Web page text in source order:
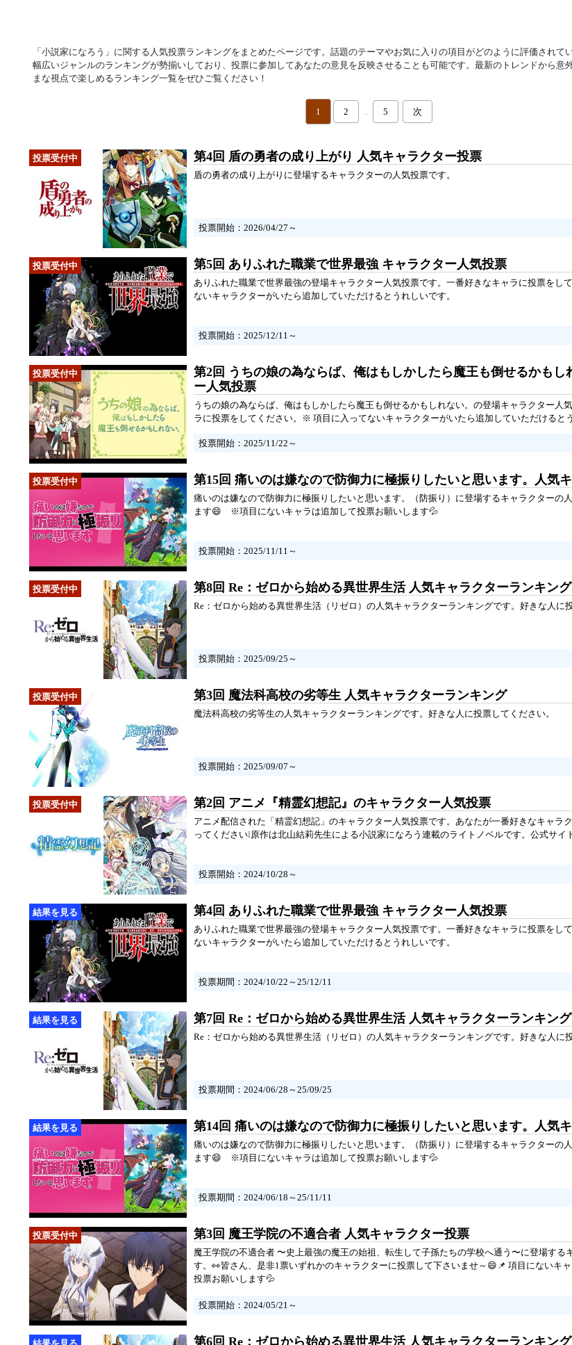
「小説家になろう」に関する人気投票ランキングをまとめたページです。話題のテーマやお気に入りの項目がどのように評価されて
幅広いジャンルのランキングが勢揃いしており、投票に参加してあなたの意見を反映させることも可能です。最新のトレンドから意
まな視点で楽しめるランキング一覧をぜひご覧ください！
1 2 .. 5 次
第4回 盾の勇者の成り上がり 人気キャラクター投票
盾の勇者の成り上がりに登場するキャラクターの人気投票です。
投票開始：2026/04/27～
第5回 ありふれた職業で世界最強 キャラクター人気投票
ありふれた職業で世界最強の登場キャラクター人気投票です。一番好きなキャラに投票をし
ないキャラクターがいたら追加していただけるとうれしいです。
投票開始：2025/12/11～
第2回 うちの娘の為ならば、俺はもしかしたら魔王も倒せるかもし
ー人気投票
うちの娘の為ならば、俺はもしかしたら魔王も倒せるかもしれない。の登場キャラクター人
ラに投票をしてください。※ 項目に入ってないキャラクターがいたら追加していただけると
投票開始：2025/11/22～
第15回 痛いのは嫌なので防御力に極振りしたいと思います。人気
痛いのは嫌なので防御力に極振りしたいと思います。（防振り）に登場するキャラクターの
ます😄 ※項目にないキャラは追加して投票お願いします💦
投票開始：2025/11/11～
第8回 Re：ゼロから始める異世界生活 人気キャラクターランキング
Re：ゼロから始める異世界生活（リゼロ）の人気キャラクターランキングです。好きな人に
投票開始：2025/09/25～
第3回 魔法科高校の劣等生 人気キャラクターランキング
魔法科高校の劣等生の人気キャラクターランキングです。好きな人に投票してください。
投票開始：2025/09/07～
第2回 アニメ『精霊幻想記』のキャラクター人気投票
アニメ配信された「精霊幻想記」のキャラクター人気投票です。あなたが一番好きなキャラ
ってください❕原作は北山結莉先生による小説家になろう連載のライトノベルです。公式サ
投票開始：2024/10/28～
第4回 ありふれた職業で世界最強 キャラクター人気投票
ありふれた職業で世界最強の登場キャラクター人気投票です。一番好きなキャラに投票をし
ないキャラクターがいたら追加していただけるとうれしいです。
投票期間：2024/10/22～25/12/11
第7回 Re：ゼロから始める異世界生活 人気キャラクターランキング
Re：ゼロから始める異世界生活（リゼロ）の人気キャラクターランキングです。好きな人に
投票期間：2024/06/28～25/09/25
第14回 痛いのは嫌なので防御力に極振りしたいと思います。人気
痛いのは嫌なので防御力に極振りしたいと思います。（防振り）に登場するキャラクターの
ます😄 ※項目にないキャラは追加して投票お願いします💦
投票期間：2024/06/18～25/11/11
第3回 魔王学院の不適合者 人気キャラクター投票
魔王学院の不適合者 〜史上最強の魔王の始祖、転生して子孫たちの学校へ通う〜に登場する
す。👀皆さん、是非1票いずれかのキャラクターに投票して下さいませ～😄📌 項目にないキ
投票お願いします💦
投票開始：2024/05/21～
第6回 Re：ゼロから始める異世界生活 人気キャラクターランキング